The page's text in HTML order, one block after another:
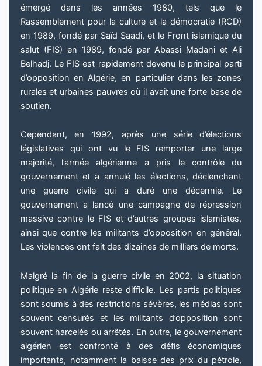
émergé dans les années 1980, tels que le
Rassemblement pour la culture et la démocratie (RCD)
en 1989, fondé par Saïd Saadi, et le Front islamique du
salut (FIS) en 1989, fondé par Abassi Madani et Ali
Belhadj. Le FIS est rapidement devenu le principal parti
d’opposition en Algérie, en particulier dans les zones
rurales et urbaines pauvres où il avait une forte base de
soutien.
Cependant, en 1992, après une série d’élections
législatives qui ont vu le FIS remporter une large
majorité, l’armée algérienne a pris le contrôle du
gouvernement et a annulé les élections, déclenchant
une guerre civile qui a duré une décennie. Le
gouvernement a lancé une campagne de répression
massive contre le FIS et d’autres groupes islamistes,
ainsi que contre les militants d’opposition en général.
Les violences ont fait des dizaines de milliers de morts.
Malgré la fin de la guerre civile en 2002, la situation
politique en Algérie reste difficile. Les partis politiques
sont soumis à des restrictions sévères, les médias sont
souvent censurés et les militants d’opposition sont
souvent harcelés ou arrêtés. En outre, le gouvernement
algérien est confronté à des défis économiques
importants, notamment la baisse des prix du pétrole,